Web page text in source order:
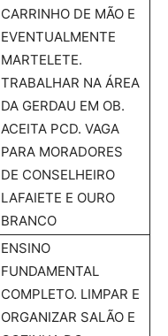
CARRINHO DE MÃO E
EVENTUALMENTE
MARTELETE.
TRABALHAR NA ÁREA
DA GERDAU EM OB.
ACEITA PCD. VAGA
PARA MORADORES
DE CONSELHEIRO
LAFAIETE E OURO
BRANCO
ENSINO
FUNDAMENTAL
COMPLETO. LIMPAR E
ORGANIZAR SALÃO E